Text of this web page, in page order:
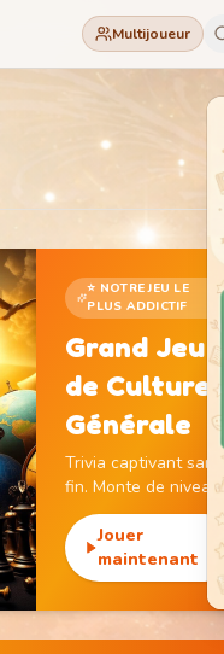
Multijoueur
⭐ NOTRE JEU LE
PLUS ADDICTIF
Grand Jeu
de Culture
Générale
Trivia captivant sans
fin. Monte de niveau,
gagne des pièces et
débloque des
monuments
emblématiques.
Jouer
maintenant